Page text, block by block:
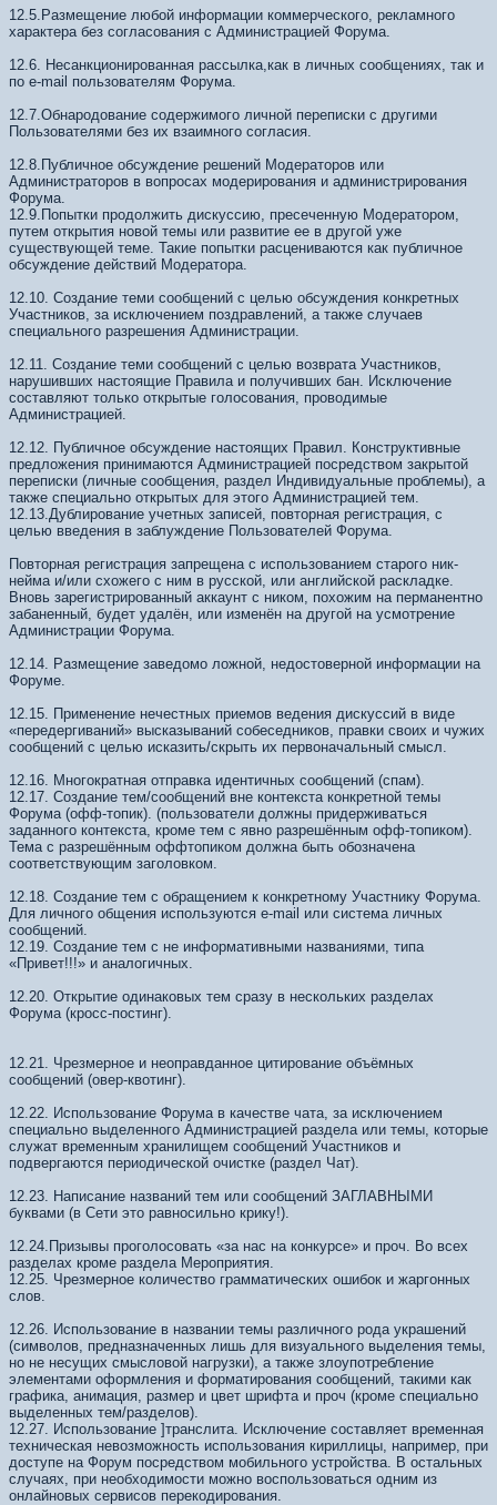
12.5.Размещение любой информации коммерческого, рекламного
характера без согласования с Администрацией Форума.
12.6. Несанкционированная рассылка,как в личных сообщениях, так и
по e-mail пользователям Форума.
12.7.Обнародование содержимого личной переписки с другими
Пользователями без их взаимного согласия.
12.8.Публичное обсуждение решений Модераторов или
Администраторов в вопросах модерирования и администрирования
Форума.
12.9.Попытки продолжить дискуссию, пресеченную Модератором,
путем открытия новой темы или развитие ее в другой уже
существующей теме. Такие попытки расцениваются как публичное
обсуждение действий Модератора.
12.10. Создание теми сообщений с целью обсуждения конкретных
Участников, за исключением поздравлений, а также случаев
специального разрешения Администрации.
12.11. Создание теми сообщений с целью возврата Участников,
нарушивших настоящие Правила и получивших бан. Исключение
составляют только открытые голосования, проводимые
Администрацией.
12.12. Публичное обсуждение настоящих Правил. Конструктивные
предложения принимаются Администрацией посредством закрытой
переписки (личные сообщения, раздел Индивидуальные проблемы), а
также специально открытых для этого Администрацией тем.
12.13.Дублирование учетных записей, повторная регистрация, с
целью введения в заблуждение Пользователей Форума.
Повторная регистрация запрещена с использованием старого ник-
нейма и/или схожего с ним в русской, или английской раскладке.
Вновь зарегистрированный аккаунт с ником, похожим на перманентно
забаненный, будет удалён, или изменён на другой на усмотрение
Администрации Форума.
12.14. Размещение заведомо ложной, недостоверной информации на
Форуме.
12.15. Применение нечестных приемов ведения дискуссий в виде
«передергиваний» высказываний собеседников, правки своих и чужих
сообщений с целью исказить/скрыть их первоначальный смысл.
12.16. Многократная отправка идентичных сообщений (спам).
12.17. Создание тем/сообщений вне контекста конкретной темы
Форума (офф-топик). (пользователи должны придерживаться
заданного контекста, кроме тем с явно разрешённым офф-топиком).
Тема с разрешённым оффтопиком должна быть обозначена
соответствующим заголовком.
12.18. Создание тем с обращением к конкретному Участнику Форума.
Для личного общения используются e-mail или система личных
сообщений.
12.19. Создание тем с не информативными названиями, типа
«Привет!!!» и аналогичных.
12.20. Открытие одинаковых тем сразу в нескольких разделах
Форума (кросс-постинг).
12.21. Чрезмерное и неоправданное цитирование объёмных
сообщений (овер-квотинг).
12.22. Использование Форума в качестве чата, за исключением
специально выделенного Администрацией раздела или темы, которые
служат временным хранилищем сообщений Участников и
подвергаются периодической очистке (раздел Чат).
12.23. Написание названий тем или сообщений ЗАГЛАВНЫМИ
буквами (в Сети это равносильно крику!).
12.24.Призывы проголосовать «за нас на конкурсе» и проч. Во всех
разделах кроме раздела Мероприятия.
12.25. Чрезмерное количество грамматических ошибок и жаргонных
слов.
12.26. Использование в названии темы различного рода украшений
(символов, предназначенных лишь для визуального выделения темы,
но не несущих смысловой нагрузки), а также злоупотребление
элементами оформления и форматирования сообщений, такими как
графика, анимация, размер и цвет шрифта и проч (кроме специально
выделенных тем/разделов).
12.27. Использование ]транслита. Исключение составляет временная
техническая невозможность использования кириллицы, например, при
доступе на Форум посредством мобильного устройства. В остальных
случаях, при необходимости можно воспользоваться одним из
онлайновых сервисов перекодирования.